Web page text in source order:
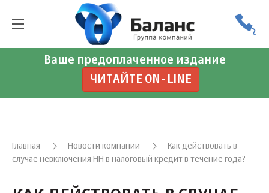
Ваше предоплаченное издание
ЧИТАЙТЕ ON-LINE
Главная Новости компании
Как действовать в
случае невключения НН в налоговый кредит в течение года?